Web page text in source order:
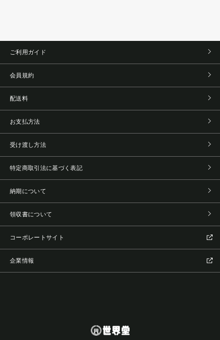
ご利用ガイド
会員規約
配送料
お支払方法
受け渡し方法
特定商取引法に基づく表記
納期について
領収書について
コーポレートサイト
企業情報